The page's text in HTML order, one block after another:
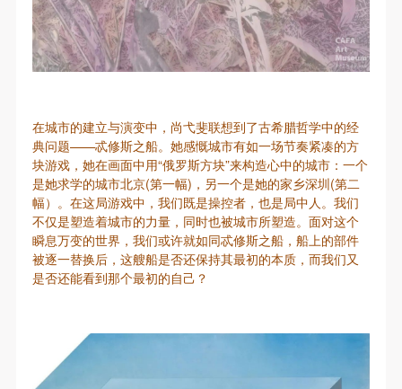
在城市的建立与演变中，尚弋斐联想到了古希腊哲学中的经
典问题——忒修斯之船。她感慨城市有如一场节奏紧凑的方
块游戏，她在画面中用“俄罗斯方块”来构造心中的城市：一个
是她求学的城市北京(第一幅)，另一个是她的家乡深圳(第二
幅）。在这局游戏中，我们既是操控者，也是局中人。我们
不仅是塑造着城市的力量，同时也被城市所塑造。面对这个
瞬息万变的世界，我们或许就如同忒修斯之船，船上的部件
被逐一替换后，这艘船是否还保持其最初的本质，而我们又
是否还能看到那个最初的自己？